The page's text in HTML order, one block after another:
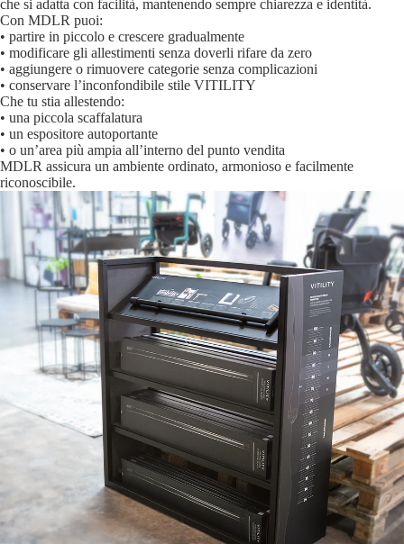
che si adatta con facilità, mantenendo sempre chiarezza e identità.
Con MDLR puoi:
• partire in piccolo e crescere gradualmente
• modificare gli allestimenti senza doverli rifare da zero
• aggiungere o rimuovere categorie senza complicazioni
• conservare l’inconfondibile stile VITILITY
Che tu stia allestendo:
• una piccola scaffalatura
• un espositore autoportante
• o un’area più ampia all’interno del punto vendita
MDLR assicura un ambiente ordinato, armonioso e facilmente
riconoscibile.